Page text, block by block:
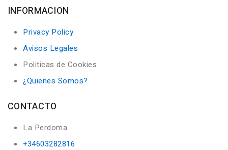
INFORMACION
Privacy Policy
Avisos Legales
Politicas de Cookies
¿Quienes Somos?
CONTACTO
La Perdoma
+34603282816